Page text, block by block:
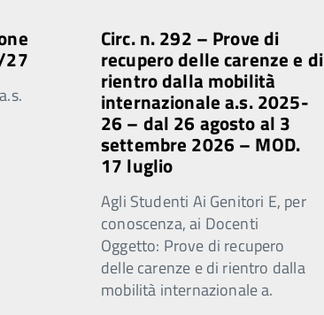
27
Circ. n. 292 – Prove di
recupero delle carenze e di
rientro dalla mobilità
internazionale a.s. 2025-
26 – dal 26 agosto al 3
settembre 2026 – MOD.
17 luglio
Agli Studenti Ai Genitori E, per
conoscenza, ai Docenti
Oggetto: Prove di recupero
delle carenze e di rientro dalla
mobilità internazionale a.